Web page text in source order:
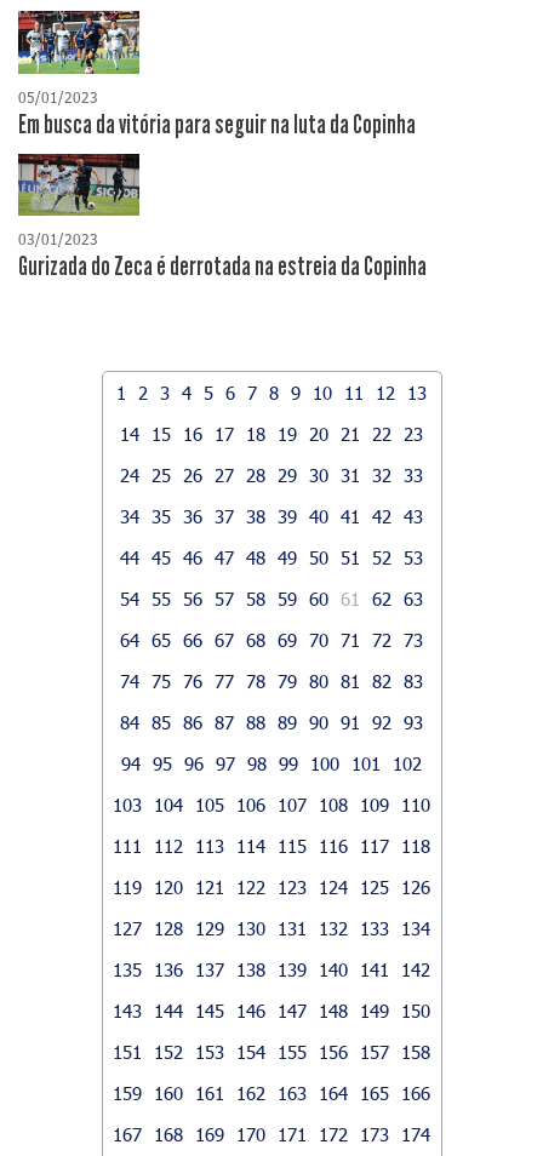
05/01/2023
Em busca da vitória para seguir na luta da Copinha
03/01/2023
Gurizada do Zeca é derrotada na estreia da Copinha
1 2 3 4 5 6 7 8 9 10 11 12
13
14
15 16 17 18 19 20 21 22
23
24
25 26 27 28 29 30 31 32
33
34 35 36 37 38 39 40 41 42
43
44 45 46 47 48 49 50 51 52
53
54 55 56 57 58 59 60 61 62
63
64 65 66 67 68 69 70 71 72
73
74 75 76 77 78 79 80 81 82
83
84 85 86 87 88 89 90 91 92
93
94 95 96 97 98 99 100 101
102
103
104 105 106 107 108 109
110
111
112 113 114 115 116 117
118
119
120 121 122 123 124 125
126
127
128 129 130 131 132 133
134
135
136 137 138 139 140 141
142
143
144 145 146 147 148 149
150
151
152 153 154 155 156 157
158
159
160 161 162 163 164 165
166
167
168 169 170 171 172 173
174